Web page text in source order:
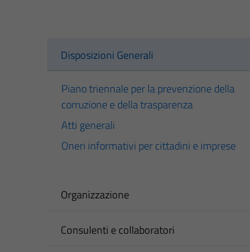
Disposizioni Generali
Piano triennale per la prevenzione della
corruzione e della trasparenza
Atti generali
Oneri informativi per cittadini e imprese
Organizzazione
Consulenti e collaboratori